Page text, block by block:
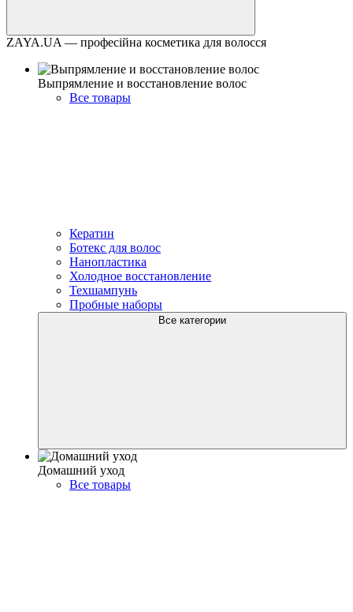
ZAYA.UA — професійна косметика для волосся
Выпрямление и восстановление волос
Все товары
Кератин
Ботекс для волос
Нанопластика
Холодное восстановление
Техшампунь
Пробные наборы
Все категории
Домашний уход
Все товары